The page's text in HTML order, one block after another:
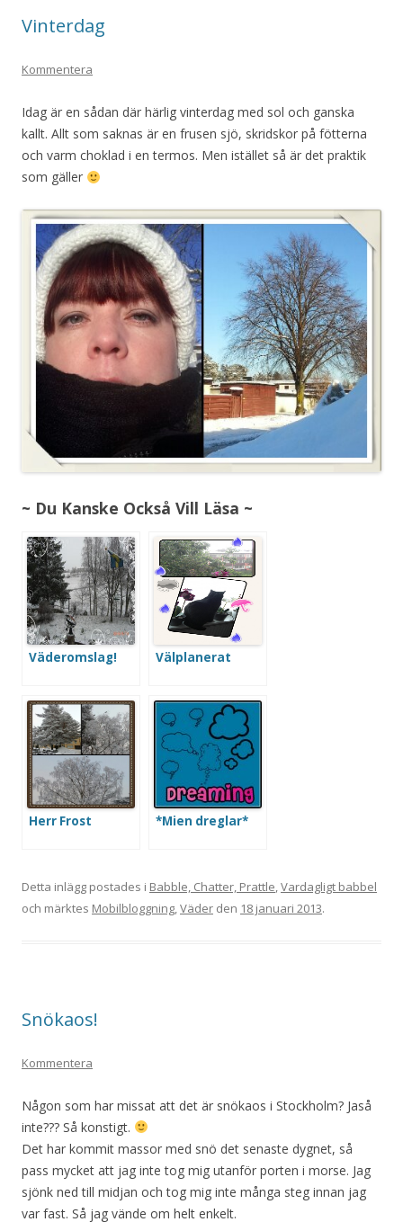
Vinterdag
Kommentera
Idag är en sådan där härlig vinterdag med sol och ganska
kallt. Allt som saknas är en frusen sjö, skridskor på fötterna
och varm choklad i en termos. Men istället så är det praktik
som gäller
~ Du Kanske Också Vill Läsa ~
Väderomslag! Välplanerat
Herr Frost *Mien dreglar*
Detta inlägg postades i Babble, Chatter, Prattle Vardagligt babbel
och märktes Mobilbloggning Väder den 18 januari 2013.
Snökaos!
Kommentera
Någon som har missat att det är snökaos i Stockholm? Jaså
inte??? Så konstigt.
Det har kommit massor med snö det senaste dygnet, så
pass mycket att jag inte tog mig utanför porten i morse. Jag
sjönk ned till midjan och tog mig inte många steg innan jag
var fast. Så jag vände om helt enkelt.